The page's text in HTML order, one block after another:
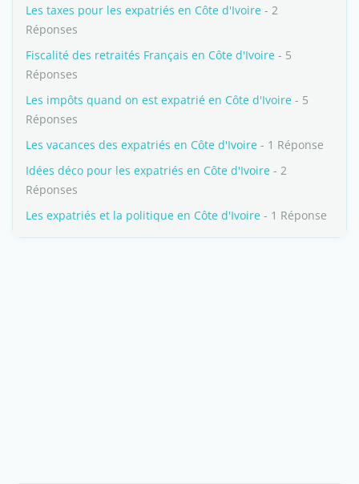
Les taxes pour les expatriés en Côte d'Ivoire - 2
Réponses
Fiscalité des retraités Français en Côte d'Ivoire - 5
Réponses
Les impôts quand on est expatrié en Côte d'Ivoire - 5
Réponses
Les vacances des expatriés en Côte d'Ivoire - 1 Réponse
Idées déco pour les expatriés en Côte d'Ivoire - 2
Réponses
Les expatriés et la politique en Côte d'Ivoire - 1 Réponse